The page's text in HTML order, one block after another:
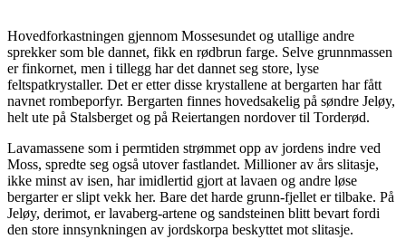
Hovedforkastningen gjennom Mossesundet og utallige andre
sprekker som ble dannet, fikk en rødbrun farge. Selve grunnmassen
er finkornet, men i tillegg har det dannet seg store, lyse
feltspatkrystaller. Det er etter disse krystallene at bergarten har fått
navnet rombeporfyr. Bergarten finnes hovedsakelig på søndre Jeløy,
helt ute på Stalsberget og på Reiertangen nordover til Torderød.
Lavamassene som i permtiden strømmet opp av jordens indre ved
Moss, spredte seg også utover fastlandet. Millioner av års slitasje,
ikke minst av isen, har imidlertid gjort at lavaen og andre løse
bergarter er slipt vekk her. Bare det harde grunn-fjellet er tilbake. På
Jeløy, derimot, er lavaberg-artene og sandsteinen blitt bevart fordi
den store innsynkningen av jordskorpa beskyttet mot slitasje.